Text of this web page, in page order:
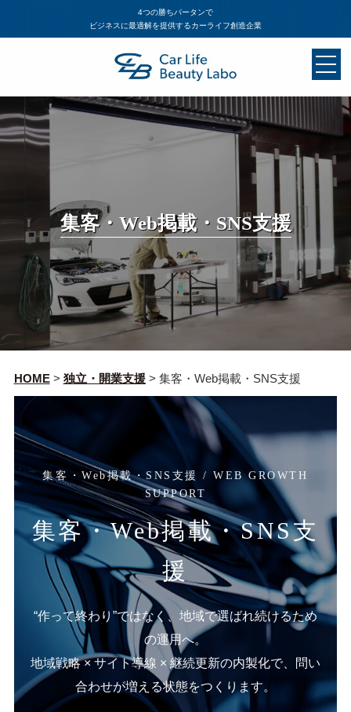
4つの勝ちパータンで
ビジネスに最適解を提供するカーライフ創造企業
集客・Web掲載・SNS支援
HOME> 独立・開業支援> 集客・Web掲載・SNS支援
集客・Web掲載・SNS支援 / WEB GROWTH
SUPPORT
集客・Web掲載・SNS支
援
“作って終わり”ではなく、地域で選ばれ続けるため
の運用へ。
地域戦略 × サイト導線 × 継続更新の内製化で、問い
合わせが増える状態をつくります。